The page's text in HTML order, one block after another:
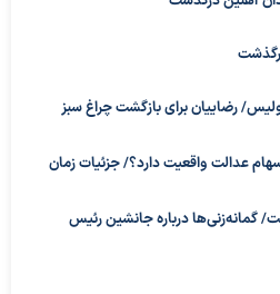
رضاییان برای بازگشت چراغ سبز
سهام عدالت واقعیت دارد؟/ جزئیات زمان
گمانه‌زنی‌ها درباره جانشین رئیس